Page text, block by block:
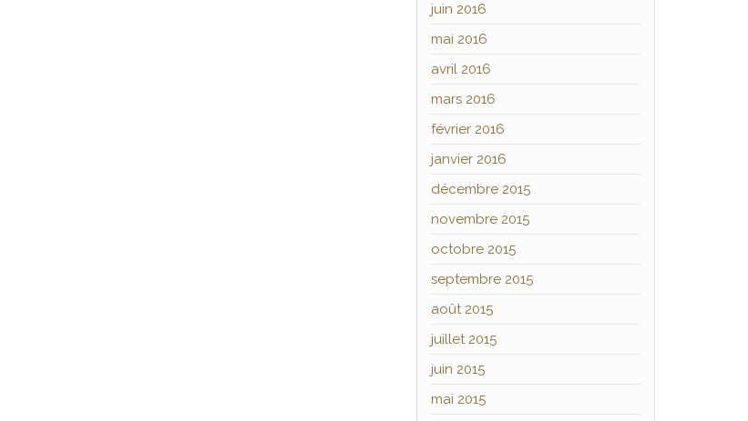
juin 2016
mai 2016
avril 2016
mars 2016
février 2016
janvier 2016
décembre 2015
novembre 2015
octobre 2015
septembre 2015
août 2015
juillet 2015
juin 2015
mai 2015